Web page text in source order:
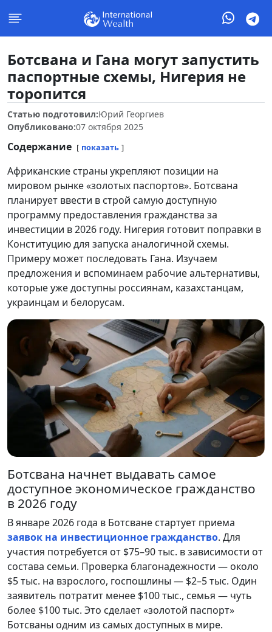
Ботсвана и Гана могут запустить
паспортные схемы, Нигерия не
торопится
Статью подготовил:Юрий Георгиев
Опубликовано:07 октября 2025
Содержание показать
Африканские страны укрепляют позиции на
мировом рынке «золотых паспортов». Ботсвана
планирует ввести в строй самую доступную
программу предоставления гражданства за
инвестиции в 2026 году. Нигерия готовит поправки в
Конституцию для запуска аналогичной схемы.
Примеру может последовать Гана. Изучаем
предложения и вспоминаем рабочие альтернативы,
которые уже доступны россиянам, казахстанцам,
украинцам и белорусам.
Ботсвана начнет выдавать самое
доступное экономическое гражданство
в 2026 году
В январе 2026 года в Ботсване стартует приема
заявок на инвестиционное гражданство. Для
участия потребуется от $75–90 тыс. в зависимости от
состава семьи. Проверка благонадежности — около
$5 тыс. на взрослого, госпошлины — $2–5 тыс. Один
заявитель потратит менее $100 тыс., семья — чуть
более $100 тыс. Это сделает «золотой паспорт»
Ботсваны одним из самых доступных в мире.